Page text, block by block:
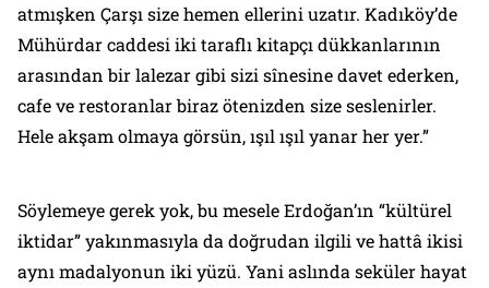
atmışken Çarşı size hemen ellerini uzatır. Kadıköy’de
Mühürdar caddesi iki taraflı kitapçı dükkanlarının
arasından bir lalezar gibi sizi sînesine davet ederken,
cafe ve restoranlar biraz ötenizden size seslenirler.
Hele akşam olmaya görsün, ışıl ışıl yanar her yer.”
Söylemeye gerek yok, bu mesele Erdoğan’ın “kültürel
iktidar” yakınmasıyla da doğrudan ilgili ve hattâ ikisi
aynı madalyonun iki yüzü. Yani aslında seküler hayat